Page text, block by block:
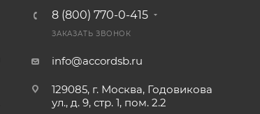
8 (800) 770-0-415
ЗАКАЗАТЬ ЗВОНОК
info@accordsb.ru
129085, г. Москва, Годовикова
ул., д. 9, стр. 1, пом. 2.2